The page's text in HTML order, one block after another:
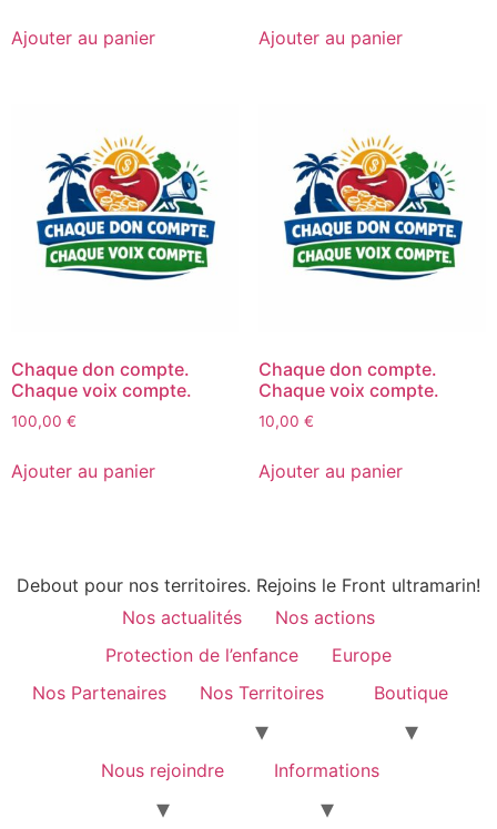
Ajouter au panier Ajouter au panier
Chaque don compte.
Chaque voix compte.
100,00 €
Ajouter au panier
Chaque don compte.
Chaque voix compte.
10,00 €
Ajouter au panier
Debout pour nos territoires. Rejoins le Front ultramarin!
Nos actualités
Nos actions
Protection de l’enfance
Europe
Nos Partenaires
Nos Territoires Boutique
Nous rejoindre Informations